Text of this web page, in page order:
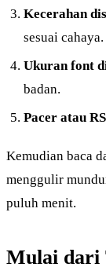
Kecerahan
sesuai cahaya.
Ukuran font
badan.
Pacer atau
Kemudian baca
menggulir
puluh menit.
Mulai dari